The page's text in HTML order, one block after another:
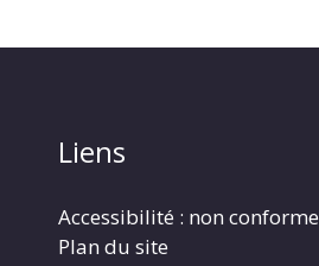
Liens
Accessibilité : non conforme
Plan du site